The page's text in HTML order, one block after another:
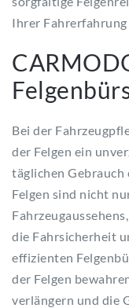
Ihrer Fahrerfahrung
Bei der
der Felgen ein
täglichen Gebrauch
Felgen sind nicht
die Fahrsicherheit
effizienten
der Felgen
verlängern und die